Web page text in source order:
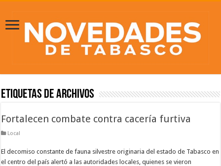
Etiquetas de Archivos
Fortalecen combate contra cacería furtiva
Local
El decomiso constante de fauna silvestre originaria del estado de Tabasco en
el centro del país alertó a las autoridades locales, quienes se vieron